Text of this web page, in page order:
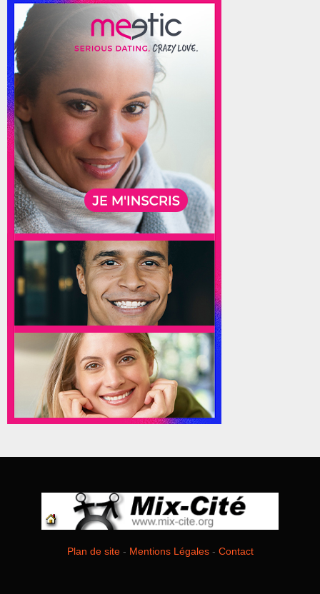
Plan de site- Mentions Légales- Contact